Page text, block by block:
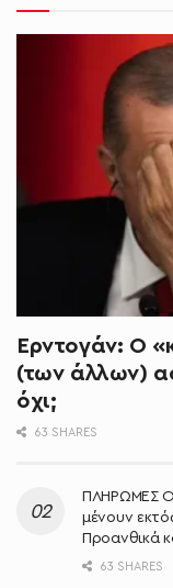
Ερντογάν: Ο
(των άλλων)
όχι;
63 SHARES
ΠΛΗΡΩΜΕΣ
μένουν
Προανθικά
63 SHARES